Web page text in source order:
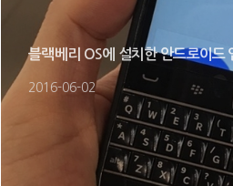
블랙베리 OS에 설치한 안드로이드
2016-06-02